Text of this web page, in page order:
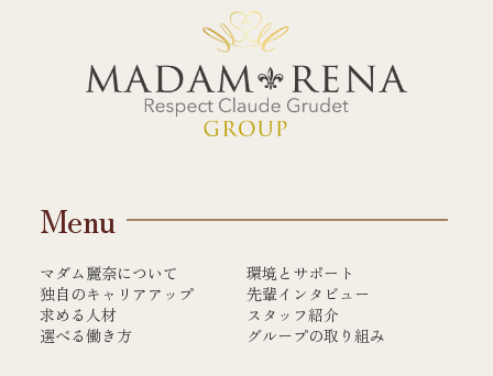
Menu
マダム麗奈について
独自のキャリアアップ
求める人材
選べる働き方
環境とサポート
先輩インタビュー
スタッフ紹介
グループの取り組み